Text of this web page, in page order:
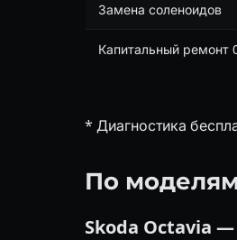
Замена соленоидов
Капитальный ремонт
* Диагностика
По
Skoda Octavia